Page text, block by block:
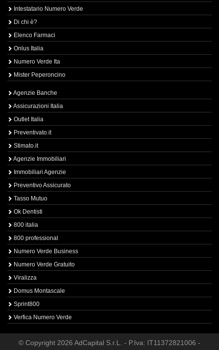
Intestatario Numero Verde
Di chi è?
Elenco Farmaci
Onlus Italia
Numero Verde Ita
Mister Peperoncino
Agenzie Banche
Assicurazioni Italia
Outlet Italia
Preventivato.it
Stimato.it
Agenzie Immobiliari
Immobiliari Agenzie
Preventivo Assicurato
Tasso Mutuo
Ok Dentisti
800 italia
800 professional
Numero Verde Business
Numero Verde Gratuito
Viralizza
Domus Montascale
Sprint800
Verfica Numero Verde
© Copyright 2026 AdCapital S.r.L. - P.Iva: IT11372821006 -